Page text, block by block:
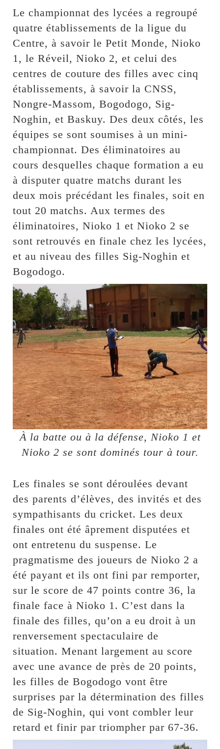
Le championnat des lycées a regroupé
quatre établissements de la ligue du
Centre, à savoir le Petit Monde, Nioko
1, le Réveil, Nioko 2, et celui des
centres de couture des filles avec cinq
établissements, à savoir la CNSS,
Nongre-Massom, Bogodogo, Sig-
Noghin, et Baskuy. Des deux côtés, les
équipes se sont soumises à un mini-
championnat. Des éliminatoires au
cours desquelles chaque formation a eu
à disputer quatre matchs durant les
deux mois précédant les finales, soit en
tout 20 matchs. Aux termes des
éliminatoires, Nioko 1 et Nioko 2 se
sont retrouvés en finale chez les lycées,
et au niveau des filles Sig-Noghin et
Bogodogo.
À la batte ou à la défense, Nioko 1 et
Nioko 2 se sont dominés tour à tour.
Les finales se sont déroulées devant
des parents d’élèves, des invités et des
sympathisants du cricket. Les deux
finales ont été âprement disputées et
ont entretenu du suspense. Le
pragmatisme des joueurs de Nioko 2 a
été payant et ils ont fini par remporter,
sur le score de 47 points contre 36, la
finale face à Nioko 1. C’est dans la
finale des filles, qu’on a eu droit à un
renversement spectaculaire de
situation. Menant largement au score
avec une avance de près de 20 points,
les filles de Bogodogo vont être
surprises par la détermination des filles
de Sig-Noghin, qui vont combler leur
retard et finir par triompher par 67-36.